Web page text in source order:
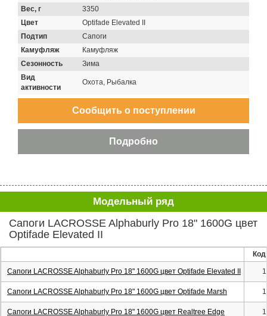
Вес, г
3350
Цвет
Optifade Elevated II
Подтип
Сапоги
Камуфляж
Камуфляж
Сезонность
Зима
Вид
активности
Охота, Рыбалка
Модельный ряд
Сапоги LACROSSE Alphaburly Pro 18" 1600G цвет
Optifade Elevated II
Код
Сапоги LACROSSE Alphaburly Pro 18" 1600G цвет Optifade Elevated II
Сапоги LACROSSE Alphaburly Pro 18" 1600G цвет Optifade Marsh
Сапоги LACROSSE Alphaburly Pro 18" 1600G цвет Realtree Edge